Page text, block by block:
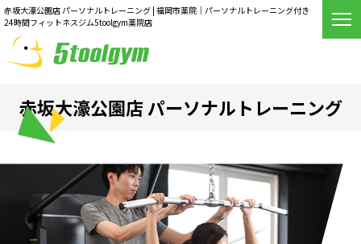
赤坂大濠公園店 パーソナルトレーニング | 福岡市薬院｜パーソナルトレーニング付き
24時間フィットネスジム5toolgym薬院店
赤坂大濠公園店 パーソナルトレーニング